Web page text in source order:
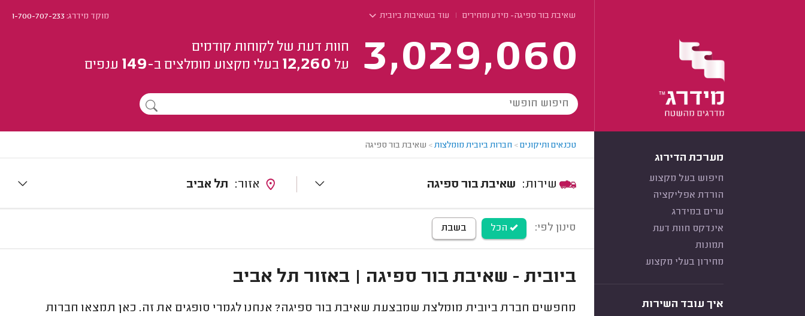
שאיבת בור ספיגה- מידע ומחירים עוד בשאיבות ביובית מוקד מידרג:1-700-707-233
3,029,060
חוות דעת של לקוחות קודמים
על 12,260 בעלי מקצוע מומלצים ב-149 ענפים
מערכת הדירוג
חיפוש בעל מקצוע
הורדת אפליקציה
ערים במידרג
אינדקס חוות דעת
תמונות
מחירון בעלי מקצוע
איך עובד השירות
טכנאים ותיקונים> חברות ביובית מומלצות> שאיבת בור ספיגה
שאיבת בור ספיגה תל אביב
סינון לפי: הכל בשבת
ביובית - שאיבת בור ספיגה | באזור תל אביב
מחפשים חברת ביובית מומלצת שמבצעת שאיבת בור ספיגה? אנחנו לגמרי סופגים את זה. כאן תמצאו חברות